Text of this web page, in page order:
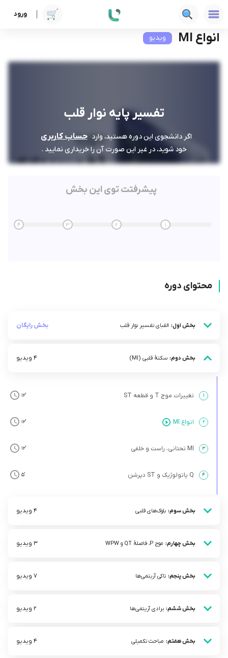
ورود دوره ها علوم پزشکی تفسیر پایه نوار قلب
انواع MI ویدیو
تفسیر پایه نوار قلب
اگر دانشجوی این دوره هستید، وارد حساب کاربری
خود شوید، در غیر این صورت آن را خریداری نمایید .
پیشرفتت توی این بخش
1
2
3
4
محتوای دوره
بخش اول: الفبای تفسیر نوار قلب بخش رایگان
بخش دوم: سکتۀ قلبی (MI) 4 ویدیو
۱ تغییرات موج T و قطعه ST ’12
۲ انواع MI ’12
۳ MI تحتانی، راست و خلفی ’12
۴ Q پاتولوژیک و ST دپرشن ’5
بخش سوم: بلوک‌های قلبی 4 ویدیو
بخش چهارم: موج P، فاصلۀ QT و WPW 3 ویدیو
بخش پنجم: تاکی آریتمی‌ها 7 ویدیو
بخش ششم: برادی آریتمی‌ها 2 ویدیو
بخش هفتم: مباحث تکمیلی 4 ویدیو